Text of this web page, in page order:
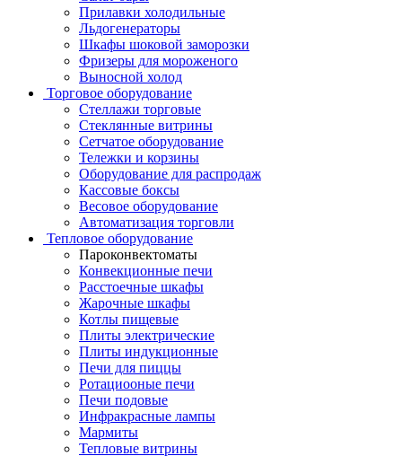
Прилавки холодильные
Льдогенераторы
Шкафы шоковой заморозки
Фризеры для мороженого
Выносной холод
Торговое оборудование
Стеллажи торговые
Стеклянные витрины
Сетчатое оборудование
Тележки и корзины
Оборудование для распродаж
Кассовые боксы
Весовое оборудование
Автоматизация торговли
Тепловое оборудование
Пароконвектоматы
Конвекционные печи
Расстоечные шкафы
Жарочные шкафы
Котлы пищевые
Плиты электрические
Плиты индукционные
Печи для пиццы
Ротациооные печи
Печи подовые
Инфракрасные лампы
Мармиты
Тепловые витрины